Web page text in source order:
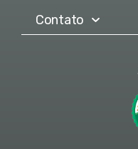
Contato